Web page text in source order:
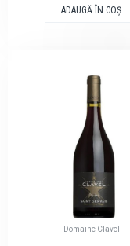
ADAUGĂ ÎN COŞ
Domaine Clavel